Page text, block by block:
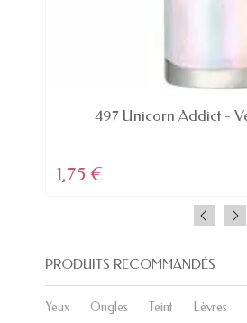
EN STOCK
497 Unicorn Addict -
1,75 €
PRODUITS RECOMMANDÉS
Yeux Ongles Teint Lèvres